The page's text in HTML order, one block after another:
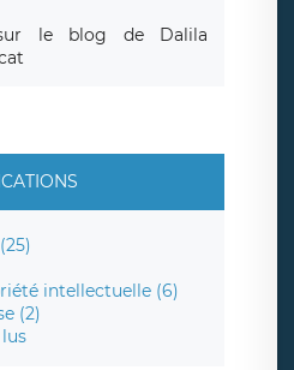
sur le blog de Dalila
intellectuelle (6)
(2)